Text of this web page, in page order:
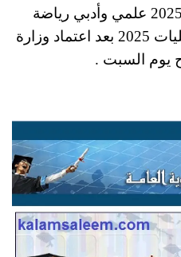
اسماء أوائل الثانوية العامة 2025 علمي وأدبي رياضة
وعلوم مؤشرات تنسيق الكليات 2025 بعد اعتماد وزارة
يوم السبت .